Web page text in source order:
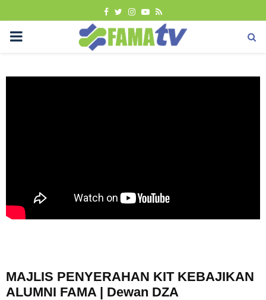
FACEBOOK
TWITTER
INSTAGRAM
YOUTUBE
RSS
PRIMARY
MAJLIS PENYERAHAN KIT KEBAJIKAN
ALUMNI FAMA | Dewan DZA